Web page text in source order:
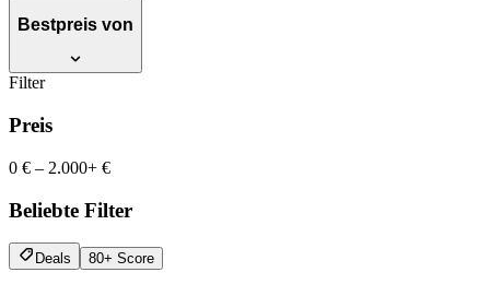
Bestpreis von
Filter
Preis
0 € – 2.000+ €
Beliebte Filter
Deals 80+ Score